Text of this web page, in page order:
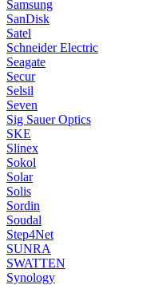
Samsung
SanDisk
Satel
Schneider Electric
Seagate
Secur
Selsil
Seven
Sig Sauer Optics
SKE
Slinex
Sokol
Solar
Solis
Sordin
Soudal
Step4Net
SUNRA
SWATTEN
Synology